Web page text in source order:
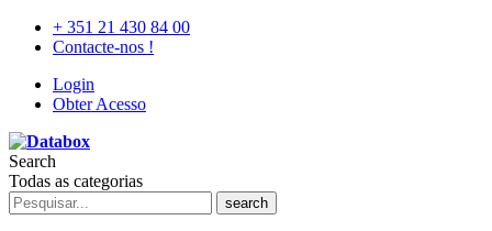
+ 351 21 430 84 00
Contacte-nos !
Login
Obter Acesso
Search
Todas as categorias
search